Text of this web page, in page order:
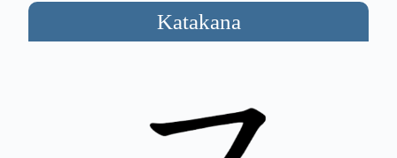
Katakana